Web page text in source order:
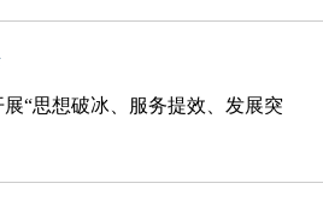
“思想破冰、服务提效、发展突